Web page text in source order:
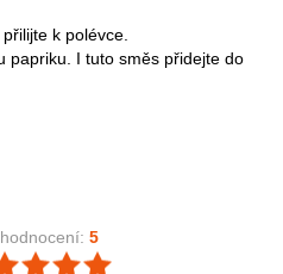
k polévce.
papriku. I tuto směs přidejte do
5